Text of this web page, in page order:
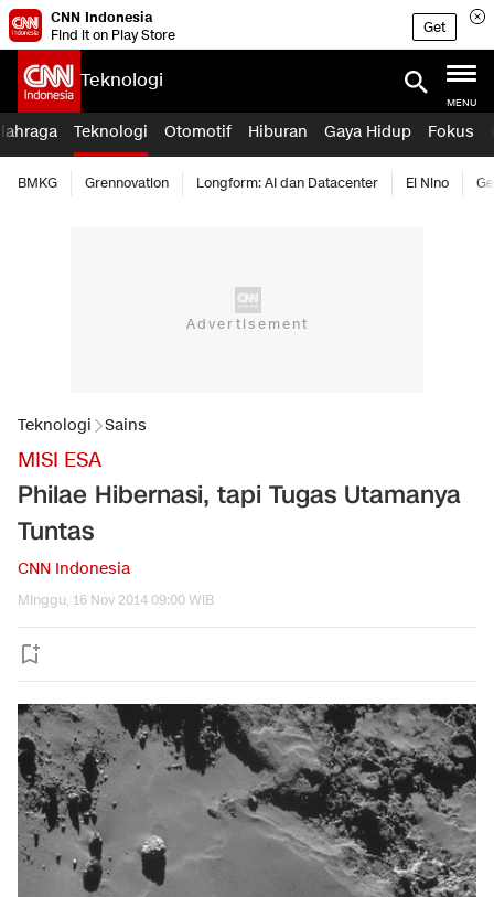
CNN Indonesia
Find it on Play Store
Get
Teknologi
MENU
Teknologi Otomotif Hiburan Gaya Hidup Fokus
BMKG Grennovation Longform: AI dan Datacenter El Nino
Teknologi Sains
MISI ESA
Philae Hibernasi, tapi Tugas Utamanya
Tuntas
CNN Indonesia
Minggu, 16 Nov 2014 09:00 WIB